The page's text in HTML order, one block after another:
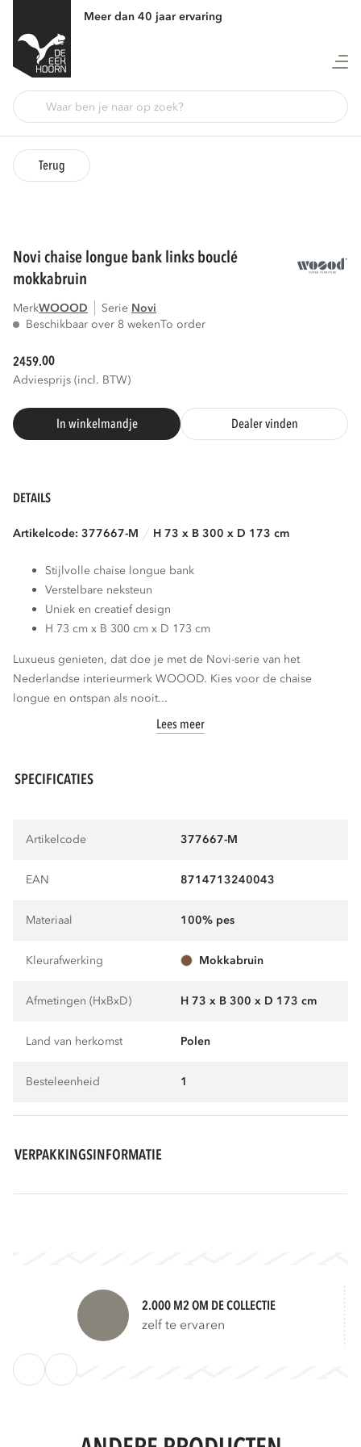
Meer dan 40 jaar ervaring
Terug
novi chaise longue bank links bouclé
mokkabruin
MerkWOOOD Serie
novi
Beschikbaar over 8 wekenTo order
2459.00
Adviesprijs (incl. BTW)
In winkelmandje Dealer vinden
DETAILS
Artikelcode: 377667-M H 73 x B 300 x D 173 cm
Stijlvolle chaise longue bank
Verstelbare neksteun
Uniek en creatief design
H 73 cm x B 300 cm x D 173 cm
Luxueus genieten, dat doe je met de Novi-serie van het
Nederlandse interieurmerk WOOOD. Kies voor de chaise
longue en ontspan als nooit...
Lees meer
SPECIFICATIES
Artikelcode 377667-M
EAN 8714713240043
Materiaal 100% pes
Kleurafwerking mokkabruin
Afmetingen (HxBxD) H 73 x B 300 x D 173 cm
Land van herkomst Polen
Besteleenheid 1
VERPAKKINGSINFORMATIE
2.000 M2 OM DE COLLECTIE
zelf te ervaren